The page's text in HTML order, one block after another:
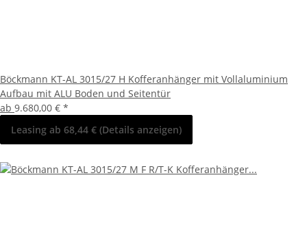
Böckmann KT-AL 3015/27 H Kofferanhänger mit Vollaluminium
Aufbau mit ALU Boden und Seitentür
ab 9.680,00 € *
Leasing ab 68,44 € (Details anzeigen)